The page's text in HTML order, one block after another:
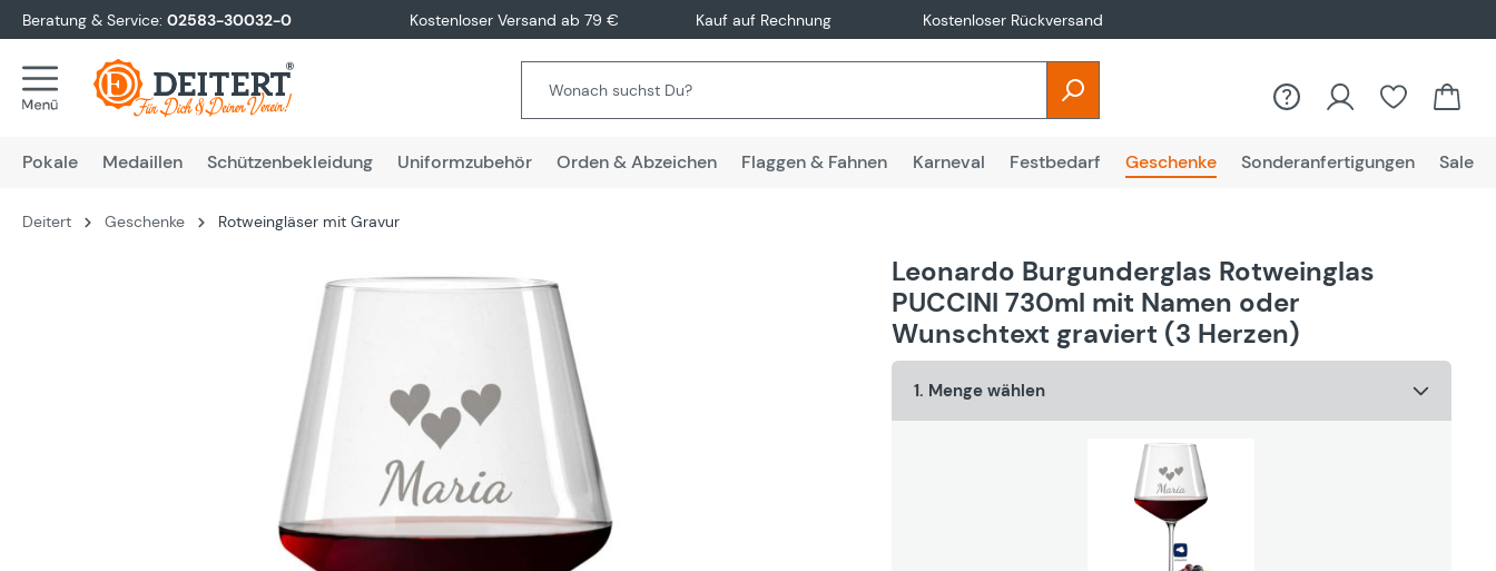
Zur Hauptnavigation springen
Beratung & Service: 02583-30032-0 Kostenloser Versand ab 79 € Kauf auf Rechnung Kostenloser Rückversand
Du hast 0
Pokale Medaillen Schützenbekleidung Uniformzubehör Orden & Abzeichen Flaggen & Fahnen Karneval Festbedarf Geschenke Sonderanfertigungen Sale
Deitert Geschenke Rotweingläser mit Gravur
Leonardo Burgunderglas Rotweinglas
PUCCINI 730ml mit Namen oder
Wunschtext graviert (3 Herzen)
1. Menge wählen